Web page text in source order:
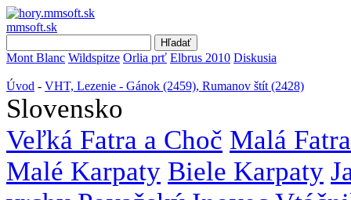
mmsoft.sk
Mont Blanc Wildspitze Orlia prť Elbrus 2010 Diskusia
Úvod - VHT, Lezenie - Gánok (2459), Rumanov štít (2428)
Slovensko
Veľká Fatra a Choč Malá Fatra
Malé Karpaty Biele Karpaty